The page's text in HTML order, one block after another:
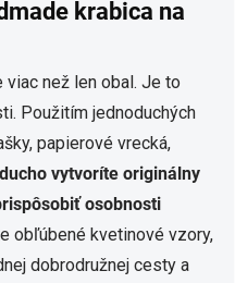
krabica na
viac než len obal. Je to
Použitím jednoduchých
papierové vrecká,
vytvoríte originálny
osobnosti
obľúbené kvetinové vzory,
dobrodružnej cesty a